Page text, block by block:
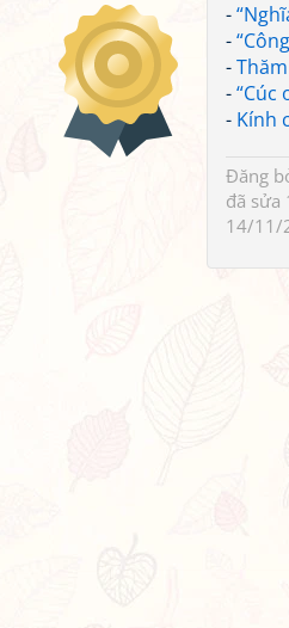
-
-
-
-“Cúc
- Kính
Đăng
đã sửa
14/11/